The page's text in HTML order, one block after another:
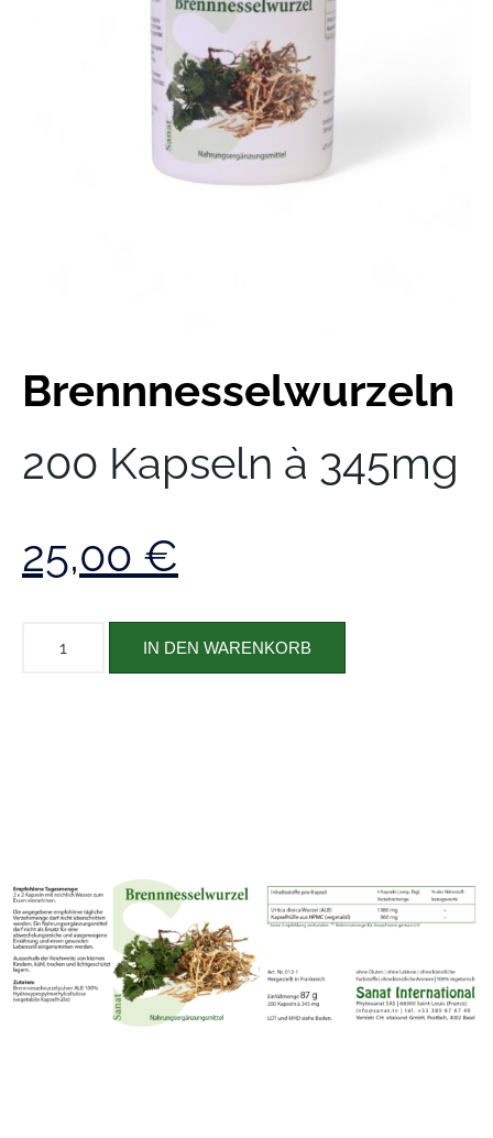
Brennnesselwurzeln
200 Kapseln à 345mg
25,00 €
IN DEN WARENKORB